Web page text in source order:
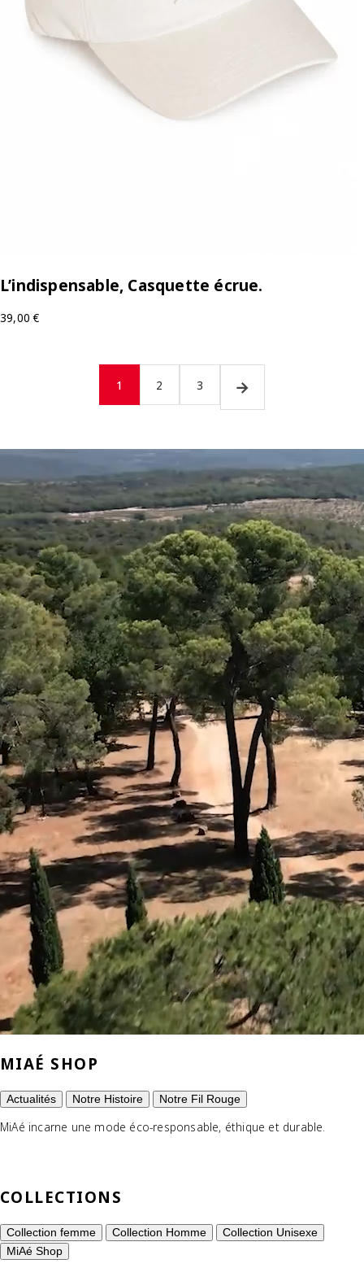
L’indispensable, Casquette écrue.
39,00€
1 2 3 →
MIAÉ SHOP
Actualités Notre Histoire Notre Fil Rouge
MiAé incarne une mode éco-responsable, éthique et durable.
COLLECTIONS
Collection femme Collection Homme
Collection Unisexe
MiAé Shop